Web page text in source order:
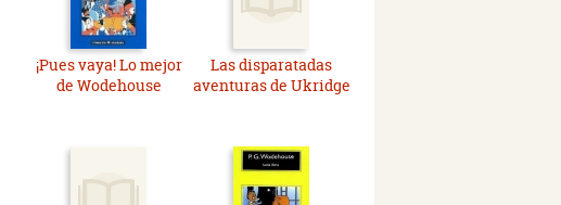
¡Pues vaya! Lo mejor
de Wodehouse
Las disparatadas
aventuras de Ukridge